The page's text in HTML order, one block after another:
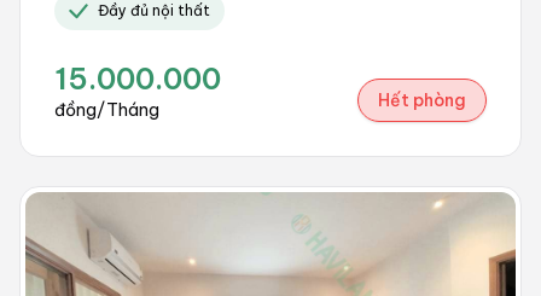
Đầy đủ nội thất
15.000.000
đồng/Tháng Hết phòng